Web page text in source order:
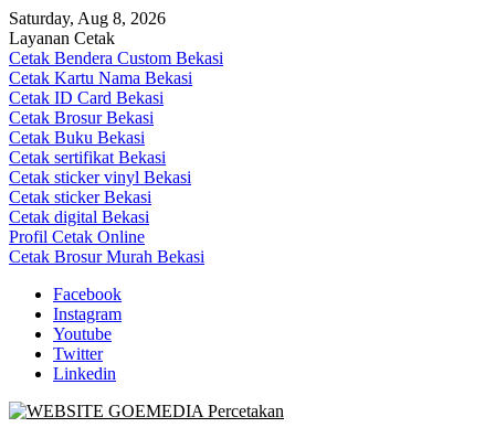
Skip
to
content
Saturday, Aug 8, 2026
Layanan Cetak
Cetak Bendera Custom Bekasi
Cetak Kartu Nama Bekasi
Cetak ID Card Bekasi
Cetak Brosur Bekasi
Cetak Buku Bekasi
Cetak sertifikat Bekasi
Cetak sticker vinyl Bekasi
Cetak sticker Bekasi
Cetak digital Bekasi
Profil Cetak Online
Cetak Brosur Murah Bekasi
Facebook
Instagram
Youtube
Twitter
Linkedin